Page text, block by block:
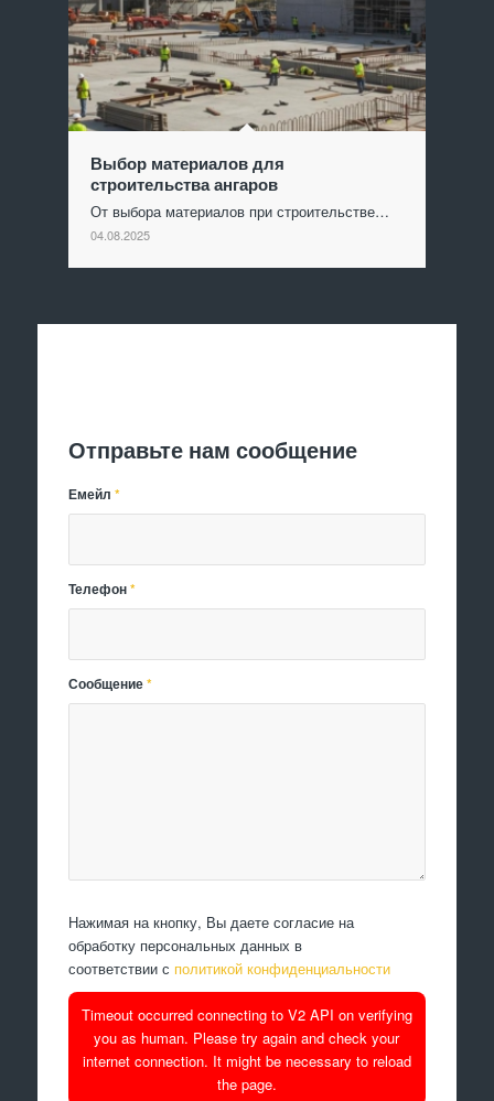
Выбор материалов для
строительства ангаров
От выбора материалов при строительстве…
04.08.2025
Отправьте нам сообщение
Емейл*
Телефон*
Сообщение*
Нажимая на кнопку, Вы даете согласие на
обработку персональных данных в
соответствии с политикой конфиденциальности
Timeout occurred connecting to V2 API on verifying
you as human. Please try again and check your
internet connection. It might be necessary to reload
the page.